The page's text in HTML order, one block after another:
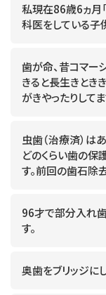
私現在86歳6ヵ月
科医をしている子
歯が命、昔コマー
きると長生きとき
がきやったりしてま
虫歯（治療済）は
どのくらい歯の保
す。前回の歯石除
96才で部分入れ
す。
奥歯をブリッジに